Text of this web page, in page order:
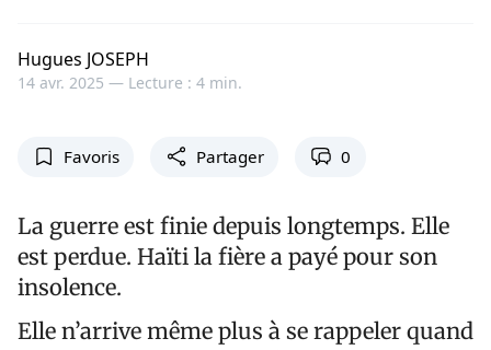
Hugues JOSEPH
14 avr. 2025 — Lecture : 4 min.
Favoris Partager 0
La guerre est finie depuis longtemps. Elle
est perdue. Haïti la fière a payé pour son
insolence.
Elle n’arrive même plus à se rappeler quand